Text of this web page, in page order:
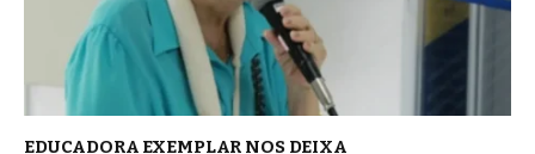
EDUCADORA EXEMPLAR NOS DEIXA